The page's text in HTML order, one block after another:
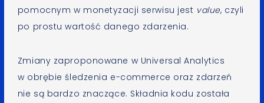
pomocnym w monetyzacji serwisu jest value, czyli
po prostu wartość danego zdarzenia.
Zmiany zaproponowane w Universal Analytics
w obrębie śledzenia e-commerce oraz zdarzeń
nie są bardzo znaczące. Składnia kodu została